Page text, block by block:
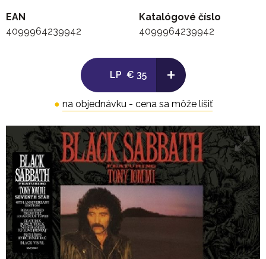
EAN
4099964239942
Katalógové číslo
4099964239942
LP € 35 +
● na objednávku - cena sa môže líšiť